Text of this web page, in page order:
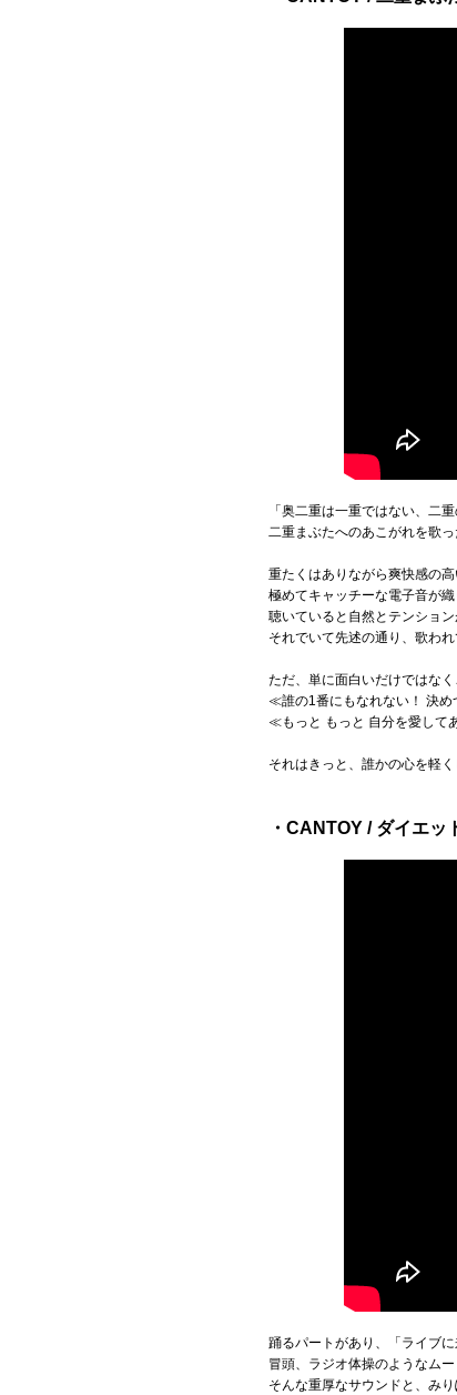
「奥二重は一重ではない、二
二重まぶたへのあこがれを歌
重たくはありながら爽快感の高
極めてキャッチーな電子音が
聴いていると自然とテンション
それでいて先述の通り、歌わ
ただ、単に面白いだけではな
≪誰の1番にもなれない！ 決
≪もっと もっと 自分を愛して
それはきっと、誰かの心を軽く
・CANTOY / ダイエッ
踊るパートがあり、「ライブ
冒頭、ラジオ体操のようなム
そんな重厚なサウンドと、み